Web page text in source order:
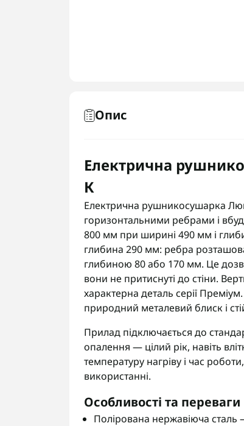
Опис
Електрична
К
Електрична рушникосушарка
горизонтальними ребрами і
800 мм при ширині 490 мм і
глибина 290 мм: ребра
глибиною 80 або 170 мм. Це
вони не притиснуті до стіни.
характерна деталь серії
природний металевий блиск і
Прилад підключається до
опалення — цілий рік, навіть
температуру нагріву і час
використанні.
Особливості та переваги
Полірована нержавіюча сталь